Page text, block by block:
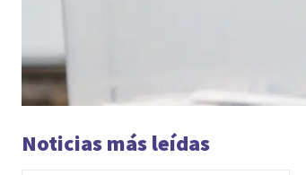
Noticias más leídas